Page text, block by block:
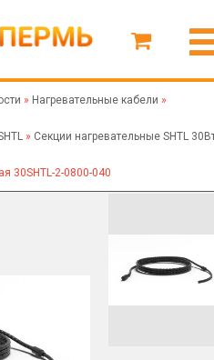
» Нагревательные кабели »
» Секции нагревательные SHTL
30SHTL-2-0800-040